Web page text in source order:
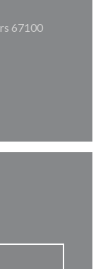
67100
nuova finestra))
una nuova